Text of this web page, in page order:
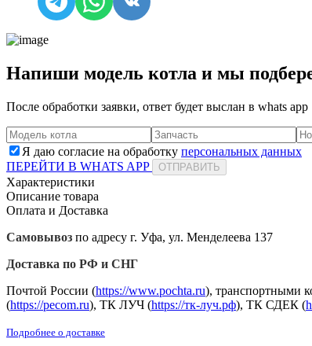
Напиши модель котла и мы
После обработки заявки, ответ будет выслан в whats app
Я даю согласие на обработку персональных данных
ПЕРЕЙТИ В WHATS APP
ОТПРАВИТЬ
Характеристики
Описание товара
Оплата и Доставка
Самовывоз по адресу г. Уфа, ул. Менделеева 137
Доставка по РФ и СНГ
Почтой России (https://www.pochta.ru), транспортными
(https://pecom.ru), ТК ЛУЧ (https://тк-луч.рф), ТК СДЕК (
Подробнее о доставке